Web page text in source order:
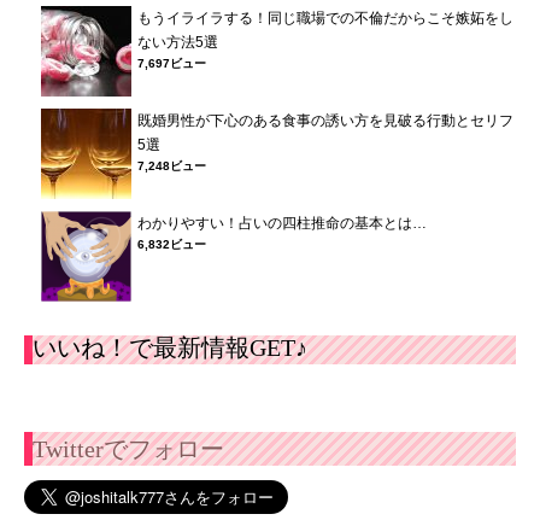
もうイライラする！同じ職場での不倫だからこそ嫉妬をし
ない方法5選
7,697ビュー
既婚男性が下心のある食事の誘い方を見破る行動とセリフ
5選
7,248ビュー
わかりやすい！占いの四柱推命の基本とは…
6,832ビュー
いいね！で最新情報GET♪
Twitterでフォロー